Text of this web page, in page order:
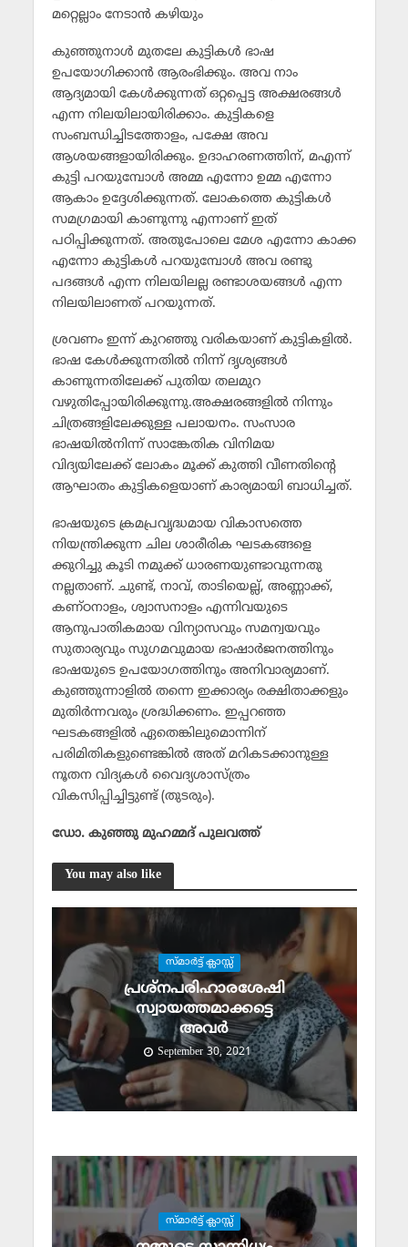
മറ്റെല്ലാം നേടാന്‍ കഴിയും
കുഞ്ഞുനാള്‍ മുതലേ കുട്ടികള്‍ ഭാഷ
ഉപയോഗിക്കാന്‍ ആരംഭിക്കും. അവ നാം
ആദ്യമായി കേള്‍ക്കുന്നത് ഒറ്റപ്പെട്ട അക്ഷരങ്ങള്‍
എന്ന നിലയിലായിരിക്കാം. കുട്ടികളെ
സംബന്ധിച്ചിടത്തോളം, പക്ഷേ അവ
ആശയങ്ങളായിരിക്കും. ഉദാഹരണത്തിന്, മഎന്ന്
കുട്ടി പറയുമ്പോള്‍ അമ്മ എന്നോ ഉമ്മ എന്നോ
ആകാം ഉദ്ദേശിക്കുന്നത്. ലോകത്തെ കുട്ടികള്‍
സമഗ്രമായി കാണുന്നു എന്നാണ് ഇത്
പഠിപ്പിക്കുന്നത്. അതുപോലെ മേശ എന്നോ കാക്ക
എന്നോ കുട്ടികള്‍ പറയുമ്പോള്‍ അവ രണ്ടു
പദങ്ങള്‍ എന്ന നിലയിലല്ല രണ്ടാശയങ്ങള്‍ എന്ന
നിലയിലാണത് പറയുന്നത്.
ശ്രവണം ഇന്ന് കുറഞ്ഞു വരികയാണ് കുട്ടികളില്‍.
ഭാഷ കേള്‍ക്കുന്നതില്‍ നിന്ന് ദൃശ്യങ്ങള്‍
കാണുന്നതിലേക്ക് പുതിയ തലമുറ
വഴുതിപ്പോയിരിക്കുന്നു.അക്ഷരങ്ങളില്‍ നിന്നും
ചിത്രങ്ങളിലേക്കുള്ള പലായനം. സംസാര
ഭാഷയില്‍നിന്ന് സാങ്കേതിക വിനിമയ
വിദ്യയിലേക്ക് ലോകം മൂക്ക് കുത്തി വീണതിന്റെ
ആഘാതം കുട്ടികളെയാണ് കാര്യമായി ബാധിച്ചത്.
ഭാഷയുടെ ക്രമപ്രവൃദ്ധമായ വികാസത്തെ
നിയന്ത്രിക്കുന്ന ചില ശാരീരിക ഘടകങ്ങളെ
ക്കുറിച്ചു കൂടി നമുക്ക് ധാരണയുണ്ടാവുന്നതു
നല്ലതാണ്. ചുണ്ട്, നാവ്, താടിയെല്ല്, അണ്ണാക്ക്,
കണ്ഠനാളം, ശ്വാസനാളം എന്നിവയുടെ
ആനുപാതികമായ വിന്യാസവും സമന്വയവും
സുതാര്യവും സുഗമവുമായ ഭാഷാര്‍ജനത്തിനും
ഭാഷയുടെ ഉപയോഗത്തിനും അനിവാര്യമാണ്.
കുഞ്ഞുന്നാളില്‍ തന്നെ ഇക്കാര്യം രക്ഷിതാക്കളും
മുതിര്‍ന്നവരും ശ്രദ്ധിക്കണം. ഇപ്പറഞ്ഞ
ഘടകങ്ങളില്‍ ഏതെങ്കിലുമൊന്നിന്
പരിമിതികളുണ്ടെങ്കില്‍ അത് മറികടക്കാനുള്ള
നൂതന വിദ്യകള്‍ വൈദ്യശാസ്ത്രം
വികസിപ്പിച്ചിട്ടുണ്ട് (തുടരും).
ഡോ. കുഞ്ഞു മുഹമ്മദ് പുലവത്ത്
You may also like
സ്മാര്‍ട്ട് ക്ലാസ്സ്‌
പ്രശ്‌നപരിഹാരശേഷി
സ്വായത്തമാക്കട്ടെ
അവര്‍
September 30, 2021
സ്മാര്‍ട്ട് ക്ലാസ്സ്‌